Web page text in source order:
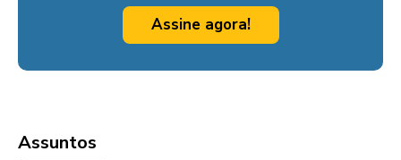
Assine agora!
Assuntos